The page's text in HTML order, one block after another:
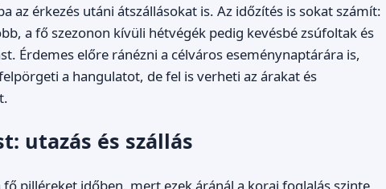
az érkezés utáni átszállásokat is. Az időzítés is sokat számít:
a fő szezonon kívüli hétvégék pedig kevésbé zsúfoltak és
Érdemes előre ránézni a célváros eseménynaptárára is,
a hangulatot, de fel is verheti az árakat és
utazás és szállás